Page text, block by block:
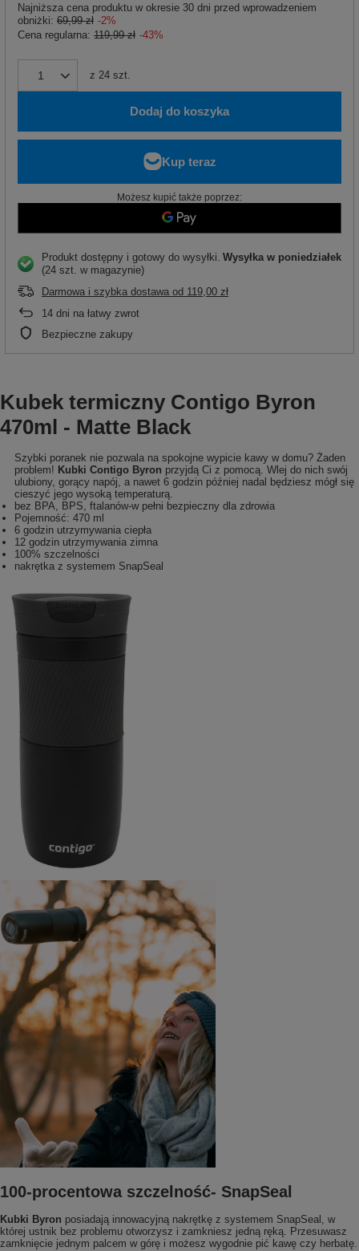
Najniższa cena produktu w okresie 30 dni przed wprowadzeniem
obniżki: 69,99 zł -2%
Cena regularna: 119,99 zł -43%
z 24 szt.
Dodaj do koszyka
Możesz kupić także poprzez:
Produkt dostępny i gotowy do wysyłki Wysyłka w poniedziałek
(24 szt. w magazynie)
Darmowa i szybka dostawa od 119,00 zł
14 dni na łatwy zwrot
Bezpieczne zakupy
Kubek termiczny Contigo Byron
470ml - Matte Black
Szybki poranek nie pozwala na spokojne wypicie kawy w domu? Żaden
problem! Kubki Contigo Byron przyjdą Ci z pomocą. Wlej do nich swój
ulubiony, gorący napój, a nawet 6 godzin później nadal będziesz mógł się
cieszyć jego wysoką temperaturą.
bez BPA, BPS, ftalanów-w pełni bezpieczny dla zdrowia
Pojemność: 470 ml
6 godzin utrzymywania ciepła
12 godzin utrzymywania zimna
100% szczelności
nakrętka z systemem SnapSeal
100-procentowa szczelność- SnapSeal
Kubki Byron posiadają innowacyjną nakrętkę z systemem SnapSeal, w
której ustnik bez problemu otworzysz i zamkniesz jedną ręką. Przesuwasz
zamknięcie jednym palcem w górę i możesz wygodnie pić kawę czy herbatę.